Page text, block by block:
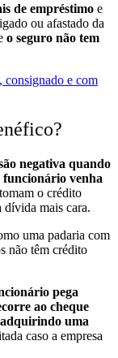
de empréstimo e
ou afastado da
o seguro não tem
consignado e com
negativa quando
funcionário venha
o crédito
dívida mais cara.
uma padaria com
não têm crédito
pega
ao cheque
adquirindo uma
caso a empresa